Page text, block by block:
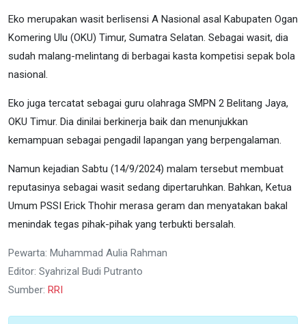
Eko merupakan wasit berlisensi A Nasional asal Kabupaten Ogan
Komering Ulu (OKU) Timur, Sumatra Selatan. Sebagai wasit, dia
sudah malang-melintang di berbagai kasta kompetisi sepak bola
nasional.
Eko juga tercatat sebagai guru olahraga SMPN 2 Belitang Jaya,
OKU Timur. Dia dinilai berkinerja baik dan menunjukkan
kemampuan sebagai pengadil lapangan yang berpengalaman.
Namun kejadian Sabtu (14/9/2024) malam tersebut membuat
reputasinya sebagai wasit sedang dipertaruhkan. Bahkan, Ketua
Umum PSSI Erick Thohir merasa geram dan menyatakan bakal
menindak tegas pihak-pihak yang terbukti bersalah.
Pewarta: Muhammad Aulia Rahman
Editor: Syahrizal Budi Putranto
Sumber: RRI